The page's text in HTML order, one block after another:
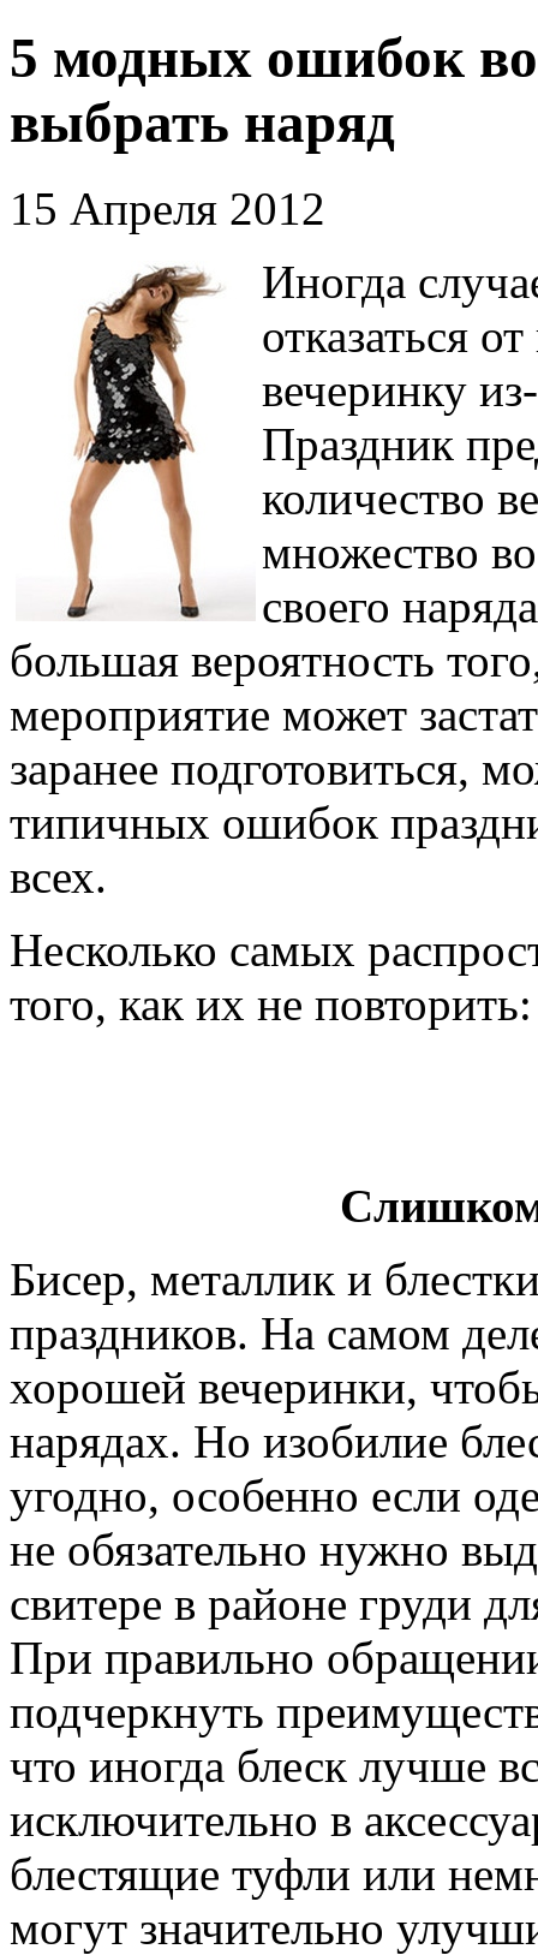
5 модных ошибок
выбрать наряд
15 Апреля 2012
Иногда
отказаться
вечеринку
Праздник
количество
множество
своего
большая вероятность
мероприятие может
заранее подготовиться,
типичных ошибок
всех.
Несколько самых
того, как их не повторить:
Бисер, металлик и
праздников. На самом
хорошей вечеринки,
нарядах. Но изобилие
угодно, особенно если
не обязательно нужно
свитере в районе груди
При правильно
подчеркнуть
что иногда блеск лучше
исключительно в
блестящие туфли или
могут значительно